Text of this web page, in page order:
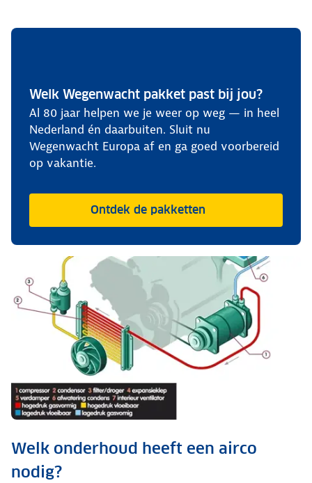
Welk Wegenwacht pakket past bij jou?
Al 80 jaar helpen we je weer op weg — in heel
Nederland én daarbuiten. Sluit nu
Wegenwacht Europa af en ga goed voorbereid
op vakantie.
Ontdek de pakketten
Welk onderhoud heeft een airco
nodig?